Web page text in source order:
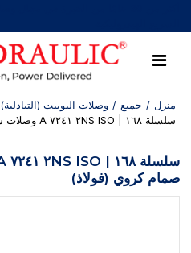
منزل / جميع / وصلات البوبيت (التبادلية)
سلسلة ١٦٨ | ٢NS ISO ٧٢٤١ A وصلات سريعة محمية، صمام كروي (فولاذ)
صمام كروي (فولاذ)